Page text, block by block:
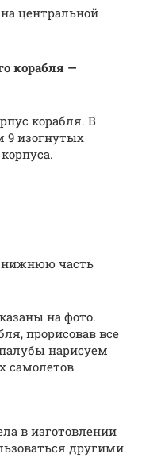
центральной
корабля —
корабля. В
9 изогнутых
нижнюю часть
на фото.
прорисовав все
нарисуем
самолетов
в изготовлении
другими